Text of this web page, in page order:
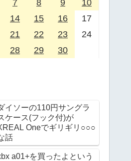
7 8 9
10
14 15 16
17
21 22 23
24
28 29 30
イソーの110円サングラ
ケース(フック付)が
Oneでギリギリ○○○
話
a01+を買ったよという